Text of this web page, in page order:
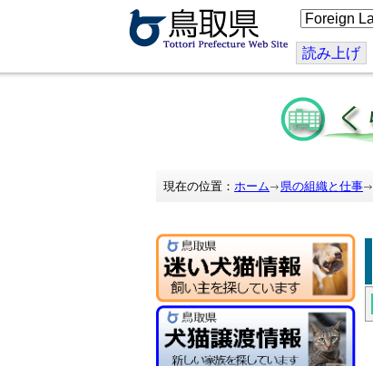
こ
の
ジ
を
訳
す
る
読み上げ
現在の位置： ホーム 県の組織と仕事